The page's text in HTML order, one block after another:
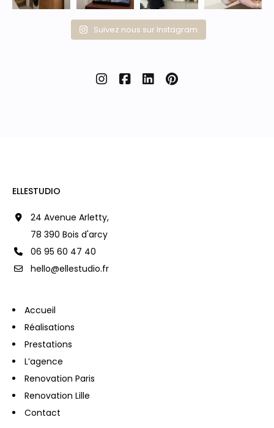
Suivez nous sur Instagram
ELLESTUDIO
24 Avenue Arletty,
78 390 Bois d'arcy
06 95 60 47 40
hello@ellestudio.fr
Accueil
Réalisations
Prestations
L’agence
Renovation Paris
Renovation Lille
Contact